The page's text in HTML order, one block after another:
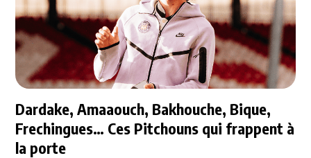
Dardake, Amaaouch, Bakhouche, Bique,
Frechingues… Ces Pitchouns qui frappent à
la porte